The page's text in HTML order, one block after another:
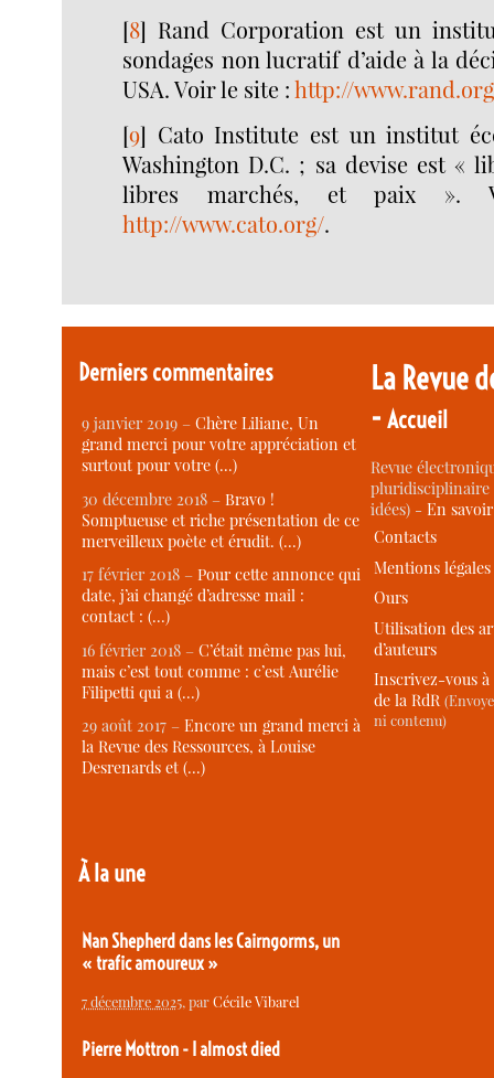
[8] Rand Corporation est un
sondages non lucratif d’aide à la
USA. Voir le site :http://
[9] Cato Institute est un institut
Washington D.C. ; sa devise est «
libres marchés, et paix
http://www.cato.org/.
Derniers commentaires
9 janvier 2019 –Chère Liliane, Un
grand merci pour votre appréciation et
surtout pour votre (…)
30 décembre 2018 –Bravo !
Somptueuse et riche présentation de ce
merveilleux poète et érudit. (…)
17 février 2018 –Pour cette annonce qui
date, j’ai changé d’adresse mail :
contact : (…)
16 février 2018 –C’était même pas lui,
mais c’est tout comme : c’est Aurélie
Filipetti qui a (…)
29 août 2017 –Encore un grand merci à
la Revue des Ressources, à Louise
Desrenards et (…)
À la une
Nan Shepherd dans les Cairngorms, un
« trafic amoureux »
7 décembre 2025, parCécile Vibarel
Pierre Mottron - I almost died
La Revue
-Accueil
Revue
idées) -En
Contacts
Mentions légales
Ours
Utilisation des
d’auteurs
Inscrivez-vous
de la RdR
ni contenu)